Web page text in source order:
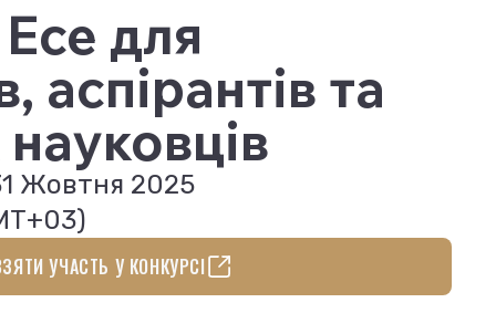
для
аспірантів та
Жовтня 2025
УЧАСТЬ У КОНКУРСІ